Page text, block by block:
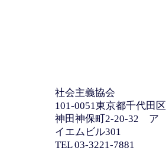
社会主義協会
101-0051東京都千代田区
神田神保町2-20-32 ア
イエムビル301
TEL 03-3221-7881